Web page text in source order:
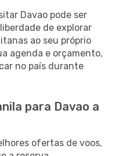
Davao pode ser
de explorar
ao seu próprio
agenda e orçamento,
no país durante
para Davao a
ofertas de voos,